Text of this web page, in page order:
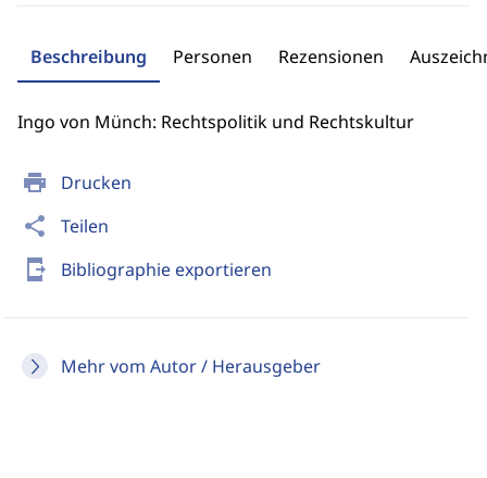
print Drucken
share Teilen
send_to_mobile Bibliographie exportieren
Mehr vom Autor / Herausgeber
Beschreibung Personen Rezensionen
Ingo von Münch: Rechtspolitik und Rechtskultur